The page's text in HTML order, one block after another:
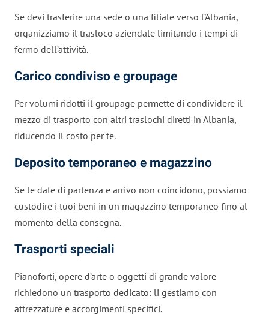
Se devi trasferire una sede o una filiale verso l’Albania,
organizziamo il trasloco aziendale limitando i tempi di
fermo dell’attività.
Carico condiviso e groupage
Per volumi ridotti il groupage permette di condividere il
mezzo di trasporto con altri traslochi diretti in Albania,
riducendo il costo per te.
Deposito temporaneo e magazzino
Se le date di partenza e arrivo non coincidono, possiamo
custodire i tuoi beni in un magazzino temporaneo fino al
momento della consegna.
Trasporti speciali
Pianoforti, opere d’arte o oggetti di grande valore
richiedono un trasporto dedicato: li gestiamo con
attrezzature e accorgimenti specifici.